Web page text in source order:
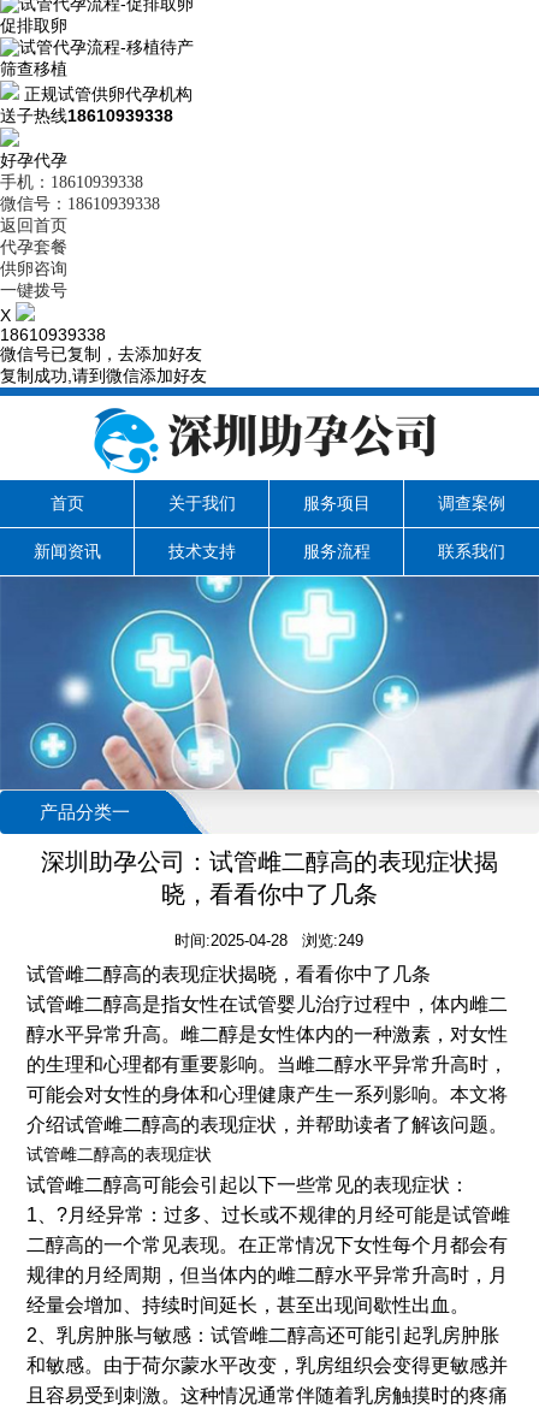
促排取卵
筛查移植
正规试管供卵代孕机构
送子热线18610939338
好孕代孕
手机：18610939338
微信号：18610939338
返回首页
代孕套餐
供卵咨询
一键拨号
X
18610939338
微信号已复制，去添加好友
复制成功,请到微信添加好友
首页 关于我们 服务项目 调查案例
新闻资讯 技术支持 服务流程 联系我们
产品分类一
深圳助孕公司：试管雌二醇高的表现症状揭
晓，看看你中了几条
时间:2025-04-28 浏览:249
试管雌二醇高的表现症状揭晓，看看你中了几条
试管雌二醇高是指女性在试管婴儿治疗过程中，体内雌二
醇水平异常升高。雌二醇是女性体内的一种激素，对女性
的生理和心理都有重要影响。当雌二醇水平异常升高时，
可能会对女性的身体和心理健康产生一系列影响。本文将
介绍试管雌二醇高的表现症状，并帮助读者了解该问题。
试管雌二醇高的表现症状
试管雌二醇高可能会引起以下一些常见的表现症状：
1、?月经异常：过多、过长或不规律的月经可能是试管雌
二醇高的一个常见表现。在正常情况下女性每个月都会有
规律的月经周期，但当体内的雌二醇水平异常升高时，月
经量会增加、持续时间延长，甚至出现间歇性出血。
2、乳房肿胀与敏感：试管雌二醇高还可能引起乳房肿胀
和敏感。由于荷尔蒙水平改变，乳房组织会变得更敏感并
且容易受到刺激。这种情况通常伴随着乳房触摸时的疼痛